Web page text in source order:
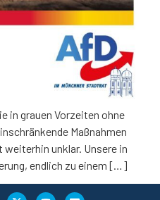
in grauen Vorzeiten ohne
Maßnahmen
unklar. Unsere in
endlich zu einem […]